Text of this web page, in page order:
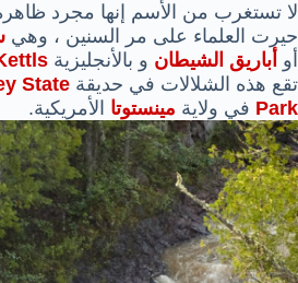
لا تستغرب من الأسم إنها مجرد
حيرت العلماء على مر السنين ، وهي
أو أباريق الشيطان و بالأنجليزية
تقع هذه الشلالات في حديقة State
Park في ولاية مينستوتا الأمريكية.